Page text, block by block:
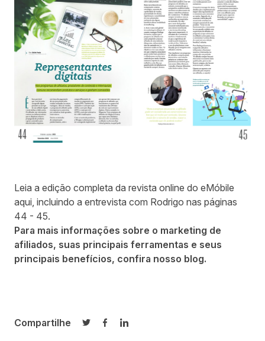
Leia a edição completa da revista online do eMóbile
aqui , incluindo a entrevista com Rodrigo nas páginas
44 - 45.
Para mais informações sobre o marketing de
afiliados, suas principais ferramentas e seus
principais benefícios, confira nosso blog.
Compartilhe
Compartilhar no Twitter
Compartilhar no Facebook
Compartilhar no LinkedIn